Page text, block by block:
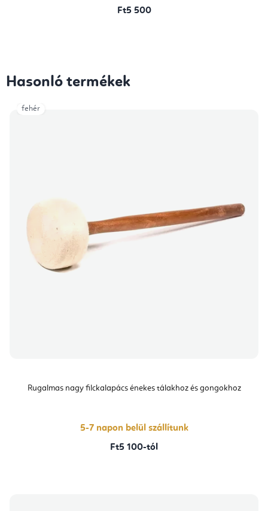
Ft5 500
Hasonló termékek
Rugalmas nagy filckalapács énekes tálakhoz és gongokhoz
5-7 napon belül szállítunk
Ft5 100-tól
fehér